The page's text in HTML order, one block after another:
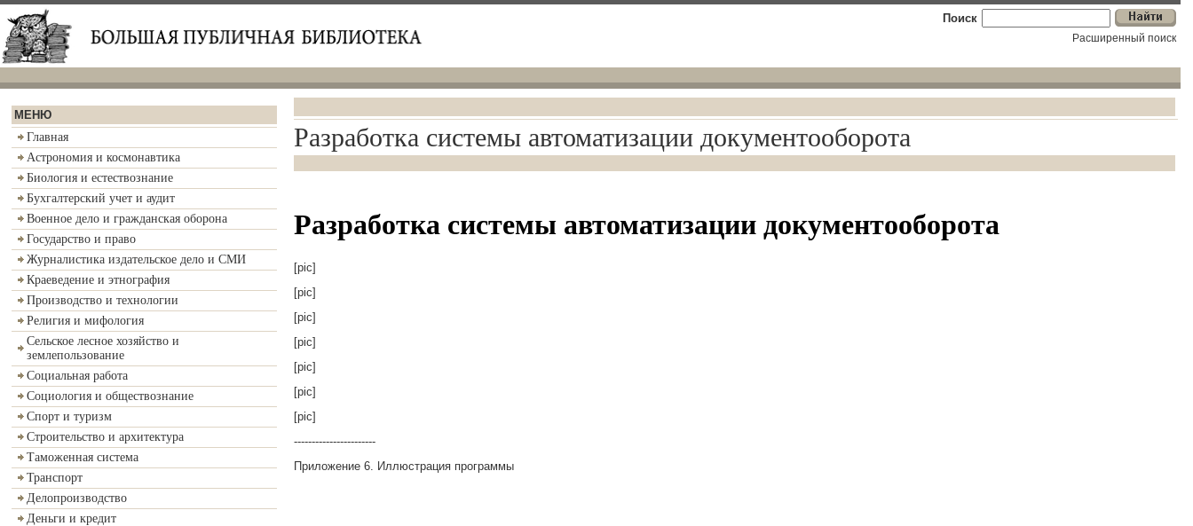
Поиск
Расширенный поиск
МЕНЮ
Главная
Астрономия и космонавтика
Биология и естествознание
Бухгалтерский учет и аудит
Военное дело и гражданская оборона
Государство и право
Журналистика издательское дело и СМИ
Краеведение и этнография
Производство и технологии
Религия и мифология
Сельское лесное хозяйство и
землепользование
Социальная работа
Социология и обществознание
Спорт и туризм
Строительство и архитектура
Таможенная система
Транспорт
Делопроизводство
Деньги и кредит
Разработка системы автоматизации документооборота
Разработка системы автоматизации документооборота
[pic]
[pic]
[pic]
[pic]
[pic]
[pic]
[pic]
-----------------------
Приложение 6. Иллюстрация программы